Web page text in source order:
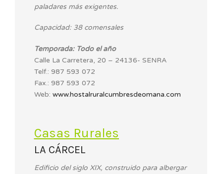
paladares más exigentes.
Capacidad: 38 comensales
Temporada: Todo el año
Calle La Carretera, 20 – 24136- SENRA
Telf.: 987 593 072
Fax.: 987 593 072
Web: www.hostalruralcumbresdeomana.com
Casas Rurales
LA CÁRCEL
Edificio del siglo XIX, construido para albergar